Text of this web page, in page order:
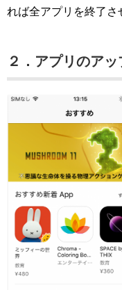
れば全アプリを終了さ
２．アプリのア